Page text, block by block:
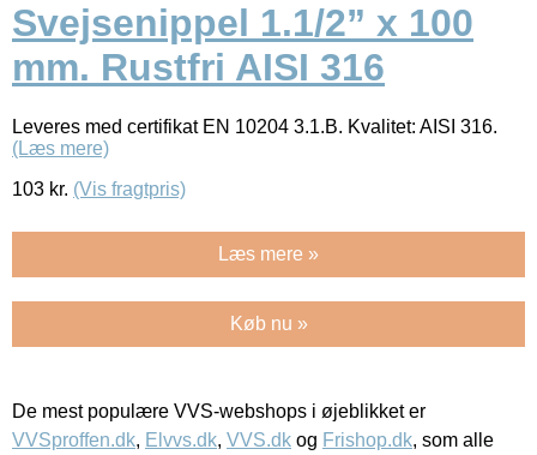
Svejsenippel 1.1/2” x 100
mm. Rustfri AISI 316
Leveres med certifikat EN 10204 3.1.B. Kvalitet: AISI 316.
(Læs mere)
103 kr. (Vis fragtpris)
Læs mere »
Køb nu »
De mest populære VVS-webshops i øjeblikket er
VVSproffen.dk, Elvvs.dk, VVS.dk og Frishop.dk, som alle